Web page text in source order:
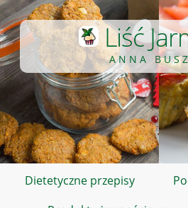
Liść
ANNA
Dietetyczne przepisy